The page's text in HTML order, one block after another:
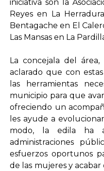
iniciativa son la
Reyes en La
Bentagache en El
Las Mansas en La
La concejala del
aclarado que con
las herramientas
municipio para que
ofreciendo un
les ayude a
modo, la edila ha
administraciones
esfuerzos oportunos
de las mujeres y acabar